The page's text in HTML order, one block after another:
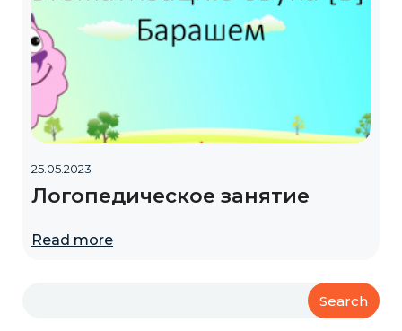
25.05.2023
Логопедическое занятие
Read more
Search